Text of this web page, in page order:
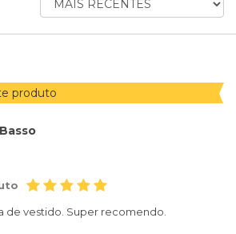
AVALIAÇÕES
produto
de vestido. Super recomendo.